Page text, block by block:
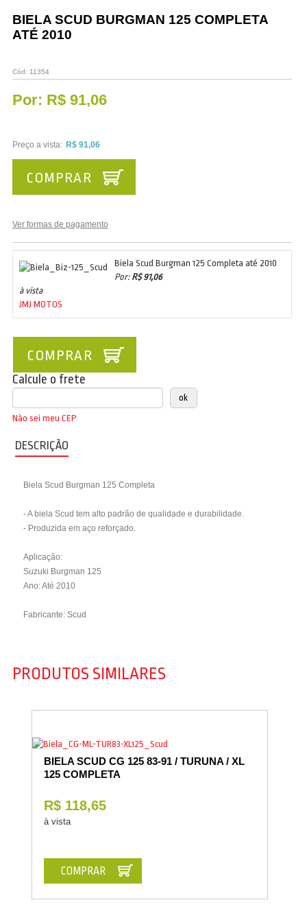
Promoções
BIELA SCUD BURGMAN 125 COMPLETA
ATÉ 2010
Cód: 11354
Por: R$ 91,06
Preço a vista: R$ 91,06
Ver formas de pagamento
Biela Scud Burgman 125 Completa até 2010
Por: R$ 91,06
à vista
COMPRAR
JMJ MOTOS
COMPRAR
Calcule o frete
Não sei meu CEP
DESCRIÇÃO
Biela Scud Burgman 125 Completa
- A biela Scud tem alto padrão de qualidade e durabilidade.
- Produzida em aço reforçado.
Aplicação:
Suzuki Burgman 125
Ano: Até 2010
Fabricante: Scud
PRODUTOS SIMILARES
BIELA SCUD CG 125 83-91 / TURUNA / XL
125 COMPLETA
R$ 118,65
à vista
COMPRAR